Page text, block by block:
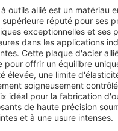
outils allié est un matériau
supérieure réputé pour ses
exceptionnelles et ses
dans les applications
Cette plaque d'acier
pour offrir un équilibre
élevée, une limite
soigneusement
idéal pour la fabrication
de haute précision
et à une usure intenses.